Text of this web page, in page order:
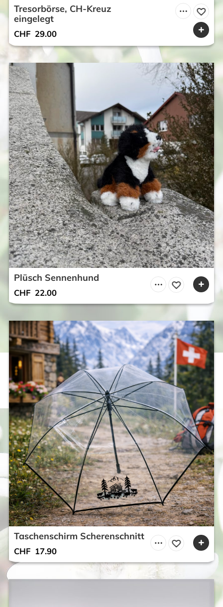
Tresorbörse, CH-Kreuz
eingelegt
CHF 29.00
Plüsch Sennenhund
CHF 22.00
Taschenschirm Scherenschnitt
CHF 17.90